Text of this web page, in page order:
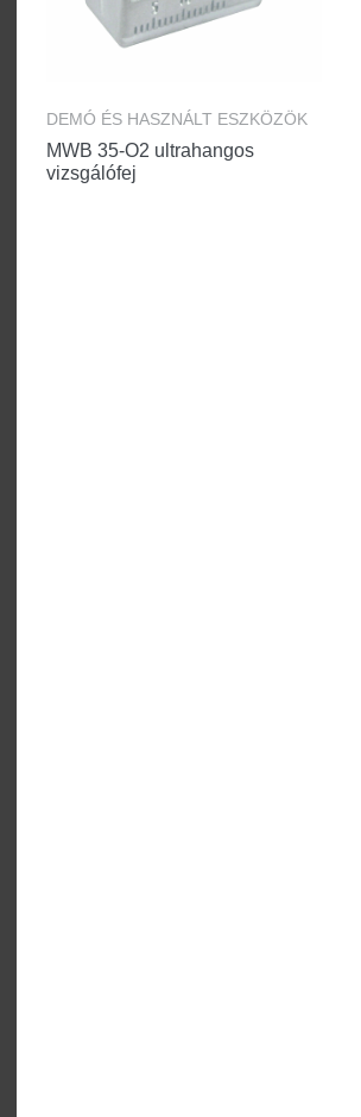
DEMÓ ÉS HASZNÁLT ESZKÖZÖK
MWB 35-O2 ultrahangos
vizsgálófej